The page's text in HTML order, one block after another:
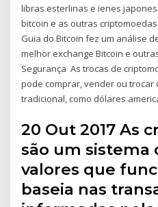
libras esterlinas e ienes
bitcoin e as outras
Guia do Bitcoin fez um análise
melhor exchange Bitcoin e
Segurança As trocas de
pode comprar, vender ou
tradicional, como dólares
20 Out 2017 As
são um sistema
valores que
baseia nas